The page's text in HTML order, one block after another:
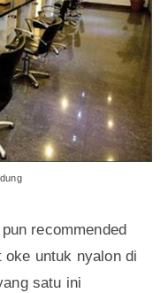
recommended
oke untuk nyalon di
satu ini